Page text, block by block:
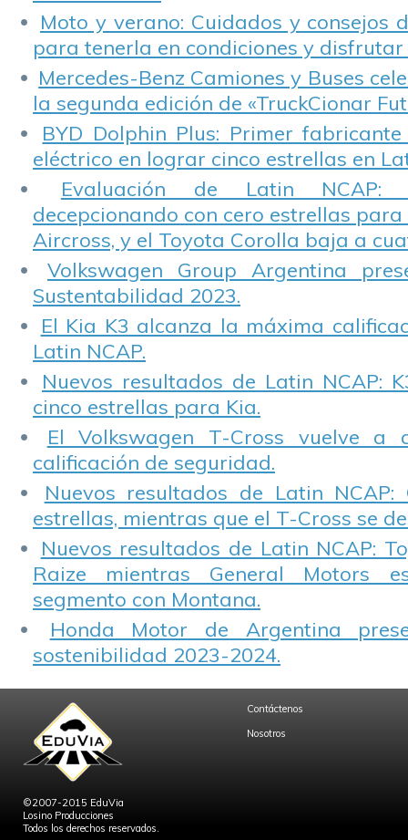
Moto y verano: Cuidados y consejos
para tenerla en condiciones y disfrutar
Mercedes-Benz Camiones y Buses
la segunda edición de «TruckCionar
BYD Dolphin Plus: Primer
eléctrico en lograr cinco estrellas en
Evaluación de Latin NCAP:
decepcionando con cero estrellas para
Aircross, y el Toyota Corolla baja a
Volkswagen Group Argentina
Sustentabilidad 2023.
El Kia K3 alcanza la máxima
Latin NCAP.
Nuevos resultados de Latin NCAP:
cinco estrellas para Kia.
El Volkswagen T-Cross vuelve a
calificación de seguridad.
Nuevos resultados de Latin NCAP:
estrellas, mientras que el T-Cross se
Nuevos resultados de Latin NCAP:
Raize mientras General Motors
segmento con Montana.
Honda Motor de Argentina
sostenibilidad 2023-2024.
©2007-2015 EduVia
Losino Producciones
Todos los derechos reservados.
Contáctenos
Nosotros